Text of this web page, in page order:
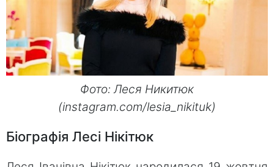
Фото: Леся Никитюк
(instagram.com/lesia_nikituk)
Біографія Лесі Нікітюк